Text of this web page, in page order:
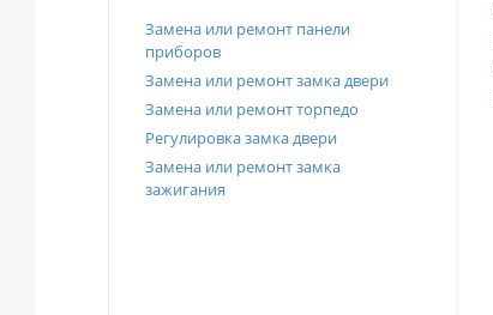
Замена или ремонт панели
приборов
Замена или ремонт замка двери
Замена или ремонт торпедо
Регулировка замка двери
Замена или ремонт замка
зажигания